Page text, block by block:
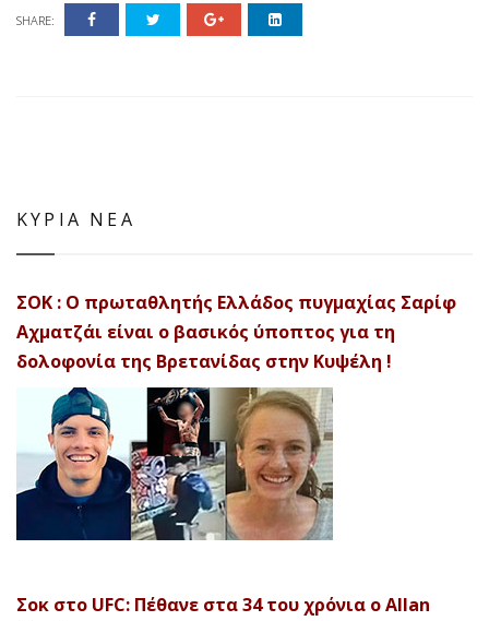
SHARE:
ΚΥΡΙΑ ΝΕΑ
ΣΟΚ : Ο πρωταθλητής Ελλάδος πυγμαχίας Σαρίφ
Αχματζάι είναι ο βασικός ύποπτος για τη
δολοφονία της Βρετανίδας στην Κυψέλη !
Σοκ στο UFC: Πέθανε στα 34 του χρόνια ο Allan